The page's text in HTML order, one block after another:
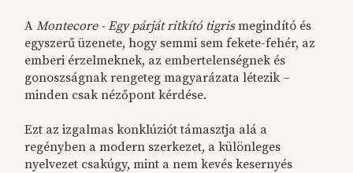
AMontecore - Egy párját ritkító tigrismegindító és
egyszerű üzenete, hogy semmi sem fekete-fehér, az
emberi érzelmeknek, az embertelenségnek és
gonoszságnak rengeteg magyarázata létezik –
minden csak nézőpont kérdése.
Ezt az izgalmas konklúziót támasztja alá a
regényben a modern szerkezet, a különleges
nyelvezet csakúgy, mint a nem kevés kesernyés